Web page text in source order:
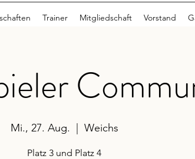
Trainer Mitgliedschaft Vorstand
Mi., 27. Aug. Weichs
Platz 3 und Platz 4